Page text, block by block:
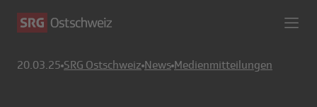
20.03.25 SRG Ostschweiz News Medienmitteilungen